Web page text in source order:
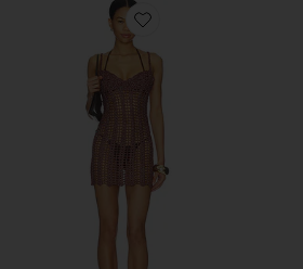
Favorite ПЛАТЬЕ MAGNOLIA